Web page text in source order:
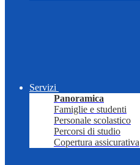
Servizi
Panoramica
Famiglie e studenti
Personale scolastico
Percorsi di studio
Copertura assicurativa